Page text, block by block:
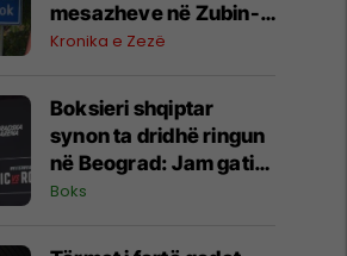
mesazheve në Zubin-
Potok
Kronika e Zezë
Boksieri shqiptar
synon ta dridhë ringun
në Beograd: Jam gati,
Zoti e bekoftë
Boks